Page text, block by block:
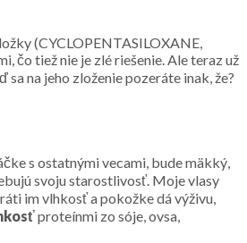
(CYCLOPENTASILOXANE,
čo tiež nie je zlé riešenie. Ale teraz už
na jeho zloženie pozeráte inak, že?
s ostatnými vecami, bude mäkký,
svoju starostlivosť. Moje vlasy
im vlhkosť a pokožke dá výživu,
proteínmi zo sóje, ovsa,